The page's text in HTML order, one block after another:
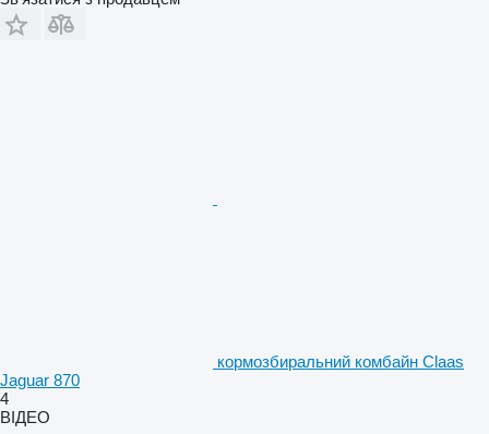
кормозбиральний комбайн Claas
Jaguar 870
4
ВІДЕО